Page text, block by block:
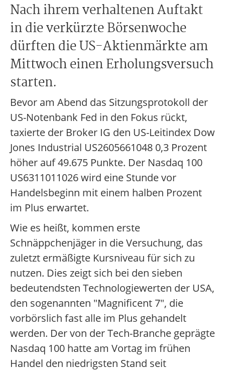
Nach ihrem verhaltenen Auftakt
in die verkürzte Börsenwoche
dürften die US-Aktienmärkte am
Mittwoch einen Erholungsversuch
starten.
Bevor am Abend das Sitzungsprotokoll der
US-Notenbank Fed in den Fokus rückt,
taxierte der Broker IG den US-Leitindex Dow
Jones Industrial US2605661048 0,3 Prozent
höher auf 49.675 Punkte. Der Nasdaq 100
US6311011026 wird eine Stunde vor
Handelsbeginn mit einem halben Prozent
im Plus erwartet.
Wie es heißt, kommen erste
Schnäppchenjäger in die Versuchung, das
zuletzt ermäßigte Kursniveau für sich zu
nutzen. Dies zeigt sich bei den sieben
bedeutendsten Technologiewerten der USA,
den sogenannten "Magnificent 7", die
vorbörslich fast alle im Plus gehandelt
werden. Der von der Tech-Branche geprägte
Nasdaq 100 hatte am Vortag im frühen
Handel den niedrigsten Stand seit